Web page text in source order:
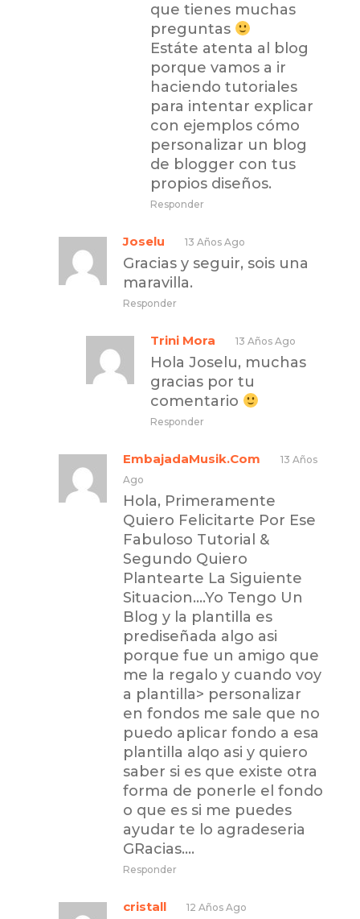
que tienes muchas
preguntas
Estáte atenta al blog
porque vamos a ir
haciendo tutoriales
para intentar explicar
con ejemplos cómo
personalizar un blog
de blogger con tus
propios diseños.
Responder
Joselu 13 Años Ago
Gracias y seguir, sois una
maravilla.
Responder
Trini Mora 13 Años Ago
Hola Joselu, muchas
gracias por tu
comentario
Responder
EmbajadaMusik.Com
13 Años
Ago
Hola, Primeramente
Quiero Felicitarte Por Ese
Fabuloso Tutorial &
Segundo Quiero
Plantearte La Siguiente
Situacion….Yo Tengo Un
Blog y la plantilla es
prediseñada algo asi
porque fue un amigo que
me la regalo y cuando voy
a plantilla> personalizar
en fondos me sale que no
puedo aplicar fondo a esa
plantilla alqo asi y quiero
saber si es que existe otra
forma de ponerle el fondo
o que es si me puedes
ayudar te lo agradeseria
GRacias….
Responder
cristall 12 Años Ago